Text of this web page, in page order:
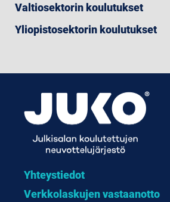
Valtiosektorin koulutukset
Yliopistosektorin koulutukset
Yhteystiedot
Verkkolaskujen vastaanotto